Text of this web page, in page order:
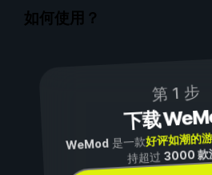
如何使用？
第 1 步
下载
WeMod是一款好评如潮的
持超过3000 款